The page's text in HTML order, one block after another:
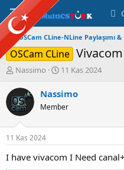
OSCam CLine-NLine Paylaşımı
OSCam CLine Vivacom
K
n
u
y
u
B
a
ş
Nassimo
B
ş
a
ı
ç
11 Kas 2024
Nassimo
Member
11 Kas 2024
I have vivacom I Need